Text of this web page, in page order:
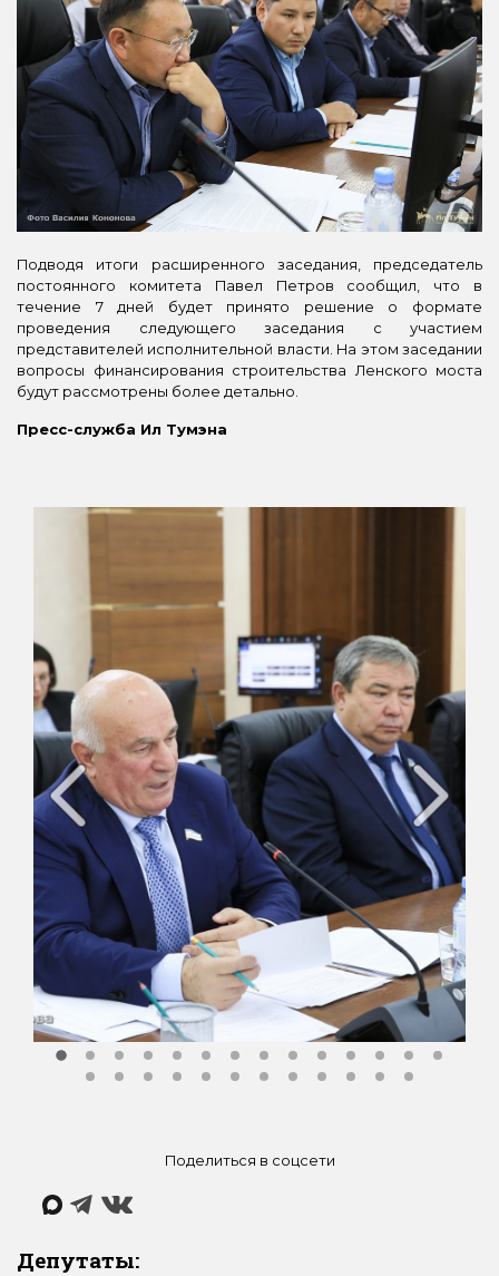
Подводя итоги расширенного заседания, председатель
постоянного комитета Павел Петров сообщил, что в
течение 7 дней будет принято решение о формате
проведения следующего заседания с участием
представителей исполнительной власти. На этом заседании
вопросы финансирования строительства Ленского моста
будут рассмотрены более детально.
Пресс-служба Ил Тумэна
Поделиться в соцсети
Депутаты: